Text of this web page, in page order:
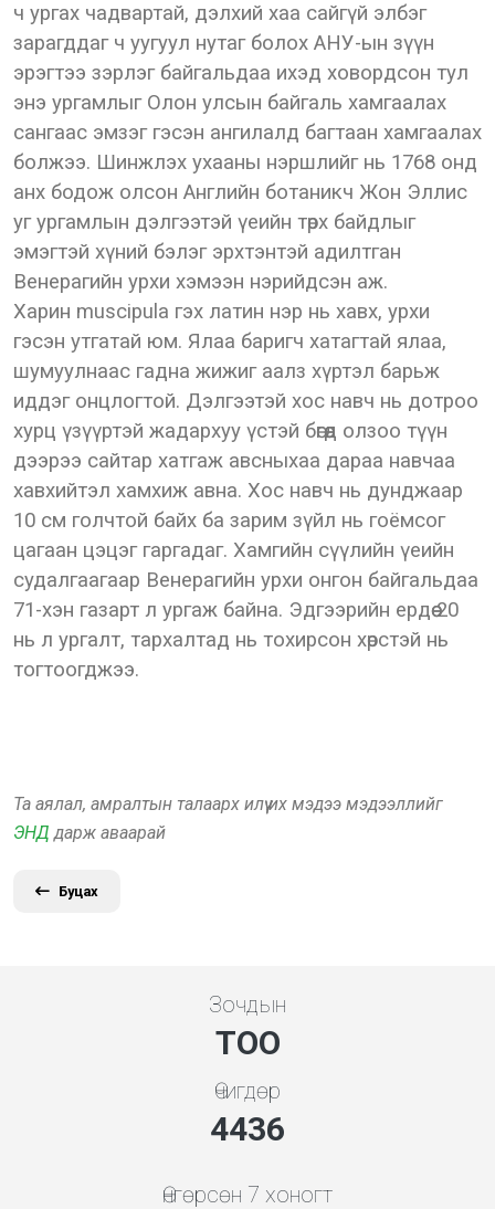
ч ургах чадвартай, дэлхий хаа сайгүй элбэг
зарагддаг ч уугуул нутаг болох АНУ-ын зүүн
эрэгтээ зэрлэг байгальдаа ихэд ховордсон тул
энэ ургамлыг Олон улсын байгаль хамгаалах
сангаас эмзэг гэсэн ангилалд багтаан хамгаалах
болжээ. Шинжлэх ухааны нэршлийг нь 1768 онд
анх бодож олсон Английн ботаникч Жон Эллис
уг ургамлын дэлгээтэй үеийн төрх байдлыг
эмэгтэй хүний бэлэг эрхтэнтэй адилтган
Венерагийн урхи хэмээн нэрийдсэн аж.
Харин muscipulа гэх латин нэр нь хавх, урхи
гэсэн утгатай юм. Ялаа баригч хатагтай ялаа,
шумуулнаас гадна жижиг аалз хүртэл барьж
иддэг онцлогтой. Дэлгээтэй хос навч нь дотроо
хурц үзүүртэй жадархуу үстэй бөгөөд олзоо түүн
дээрээ сайтар хатгаж авсныхаа дараа навчаа
хавхийтэл хамхиж авна. Хос навч нь дунджаар
10 см голчтой байх ба зарим зүйл нь гоёмсог
цагаан цэцэг гаргадаг. Хамгийн сүүлийн үеийн
судалгаагаар Венерагийн урхи онгон байгальдаа
71-хэн газарт л ургаж байна. Эдгээрийн ердөө 20
нь л ургалт, тархалтад нь тохирсон хөрстэй нь
тогтоогджээ.
Та аялал, амралтын талаарх илүү их мэдээ мэдээллийг
ЭНД дарж аваарай
Буцах
Зочдын
ТОО
Өчигдөр
5119
Өнгөрсөн 7 хоногт